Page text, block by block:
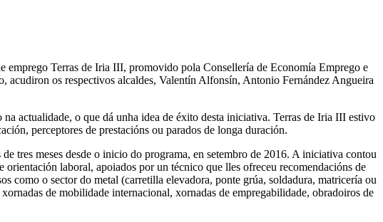
Terras de Iria III, promovido pola Consellería de Economía Emprego e
os respectivos alcaldes, Valentín Alfonsín, Antonio Fernández Angueira
actualidade, o que dá unha idea de éxito desta iniciativa. Terras de Iria III estivo
perceptores de prestacións ou parados de longa duración.
tres meses desde o inicio do programa, en setembro de 2016. A iniciativa contou
laboral, apoiados por un técnico que lles ofreceu recomendacións de
como o sector do metal (carretilla elevadora, ponte grúa, soldadura, matricería ou
de mobilidade internacional, xornadas de empregabilidade, obradoiros de